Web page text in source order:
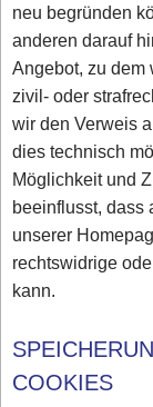
neu begründen
anderen darauf
Angebot, zu
zivil- oder
wir den Verweis
dies technisch
Möglichkeit und
beeinflusst, dass
unserer
rechtswidrige
kann.
COOKIES